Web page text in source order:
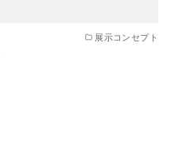
展示コンセプト